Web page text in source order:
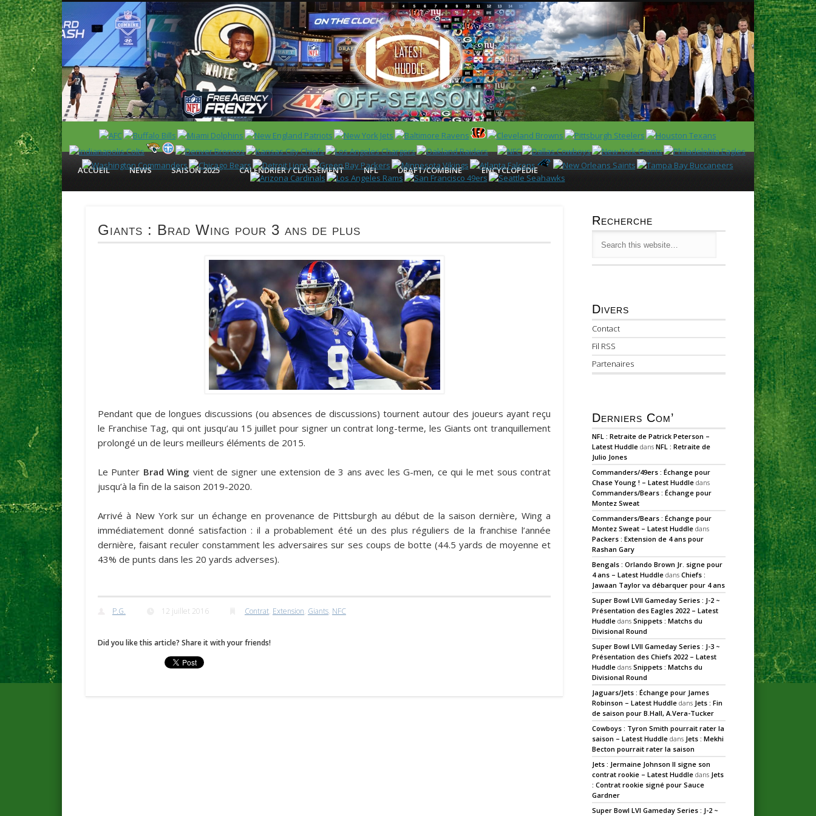
Latest
News en français sur la NFL et le Football Américain (Foot US)
ACCUEIL NEWS SAISON 2025 CALENDRIER / CLASSEMENT NFL DRAFT/COMBINE ENCYCLOPÉDIE
Giants : Brad Wing pour 3 ans de plus
Pendant que de longues discussions (ou absences de discussions) tournent autour des joueurs ayant reçu
le Franchise Tag, qui ont jusqu’au 15 juillet pour signer un contrat long-terme, les Giants ont tranquillement
prolongé un de leurs meilleurs éléments de 2015.
Le Punter Brad Wing vient de signer une extension de 3 ans avec les G-men, ce qui le met sous contrat
jusqu’à la fin de la saison 2019-2020.
Arrivé à New York sur un échange en provenance de Pittsburgh au début de la saison dernière, Wing a
immédiatement donné satisfaction : il a probablement été un des plus réguliers de la franchise l’année
dernière, faisant reculer constamment les adversaires sur ses coups de botte (44.5 yards de moyenne et
43% de punts dans les 20 yards adverses).
P.G. 12 juillet 2016 Contrat, Extension, Giants, NFC
Did you like this article? Share it with your friends!
Recherche
Divers
Contact
Fil RSS
Partenaires
Derniers Com’
NFL : Retraite de Patrick Peterson –
Latest Huddle dansNFL : Retraite de
Julio Jones
Commanders/49ers : Échange pour
Chase Young ! – Latest Huddle dans
Commanders/Bears : Échange pour
Montez Sweat
Commanders/Bears : Échange pour
Montez Sweat – Latest Huddle dans
Packers : Extension de 4 ans pour
Rashan Gary
Bengals : Orlando Brown Jr. signe pour
4 ans – Latest Huddle dansChiefs :
Jawaan Taylor va débarquer pour 4 ans
Super Bowl LVII Gameday Series : J-2 ~
Présentation des Eagles 2022 – Latest
Huddle dansSnippets : Matchs du
Divisional Round
Super Bowl LVII Gameday Series : J-3 ~
Présentation des Chiefs 2022 – Latest
Huddle dansSnippets : Matchs du
Divisional Round
Jaguars/Jets : Échange pour James
Robinson – Latest Huddle dans Jets : Fin
de saison pour B.Hall, A.Vera-Tucker
Cowboys : Tyron Smith pourrait rater la
saison – Latest Huddle dans Jets : Mekhi
Becton pourrait rater la saison
Jets : Jermaine Johnson II signe son
contrat rookie – Latest Huddle dans Jets
: Contrat rookie signé pour Sauce
Gardner
Super Bowl LVI Gameday Series : J-2 ~